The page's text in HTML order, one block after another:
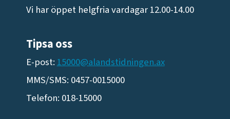
Vi har öppet helgfria vardagar 12.00-14.00
Tipsa oss
E-post: 15000@alandstidningen.ax
MMS/SMS: 0457-0015000
Telefon: 018-15000